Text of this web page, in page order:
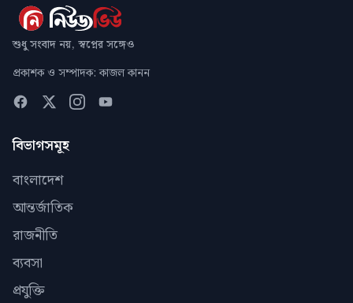
শুধু সংবাদ নয়, স্বপ্নের সঙ্গেও
প্রকাশক ও সম্পাদক: কাজল কানন
বিভাগসমূহ
বাংলাদেশ
আন্তর্জাতিক
রাজনীতি
ব্যবসা
প্রযুক্তি